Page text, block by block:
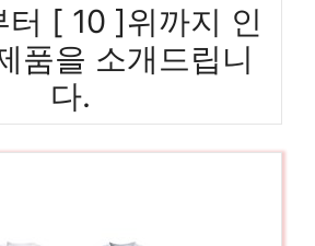
[ 10 ]위까지 인
품을 소개드립니
다.